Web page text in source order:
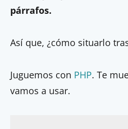
párrafos.
Así que, ¿cómo situarlo
Juguemos con PHP. Te
vamos a usar.